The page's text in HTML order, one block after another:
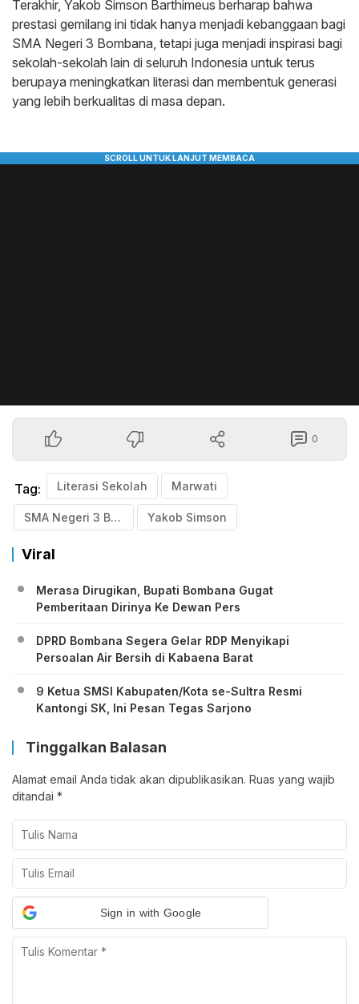
Terakhir, Yakob Simson Barthimeus berharap bahwa
prestasi gemilang ini tidak hanya menjadi kebanggaan bagi
SMA Negeri 3 Bombana, tetapi juga menjadi inspirasi bagi
sekolah-sekolah lain di seluruh Indonesia untuk terus
berupaya meningkatkan literasi dan membentuk generasi
yang lebih berkualitas di masa depan.
0
Tag: Literasi Sekolah Marwati
SMA Negeri 3 Bombana Yakob Simson
Viral
Merasa Dirugikan, Bupati Bombana Gugat
Pemberitaan Dirinya Ke Dewan Pers
DPRD Bombana Segera Gelar RDP Menyikapi
Persoalan Air Bersih di Kabaena Barat
9 Ketua SMSI Kabupaten/Kota se-Sultra Resmi
Kantongi SK, Ini Pesan Tegas Sarjono
Tinggalkan Balasan
Alamat email Anda tidak akan dipublikasikan. Ruas yang wajib
ditandai *
Sign in with Google